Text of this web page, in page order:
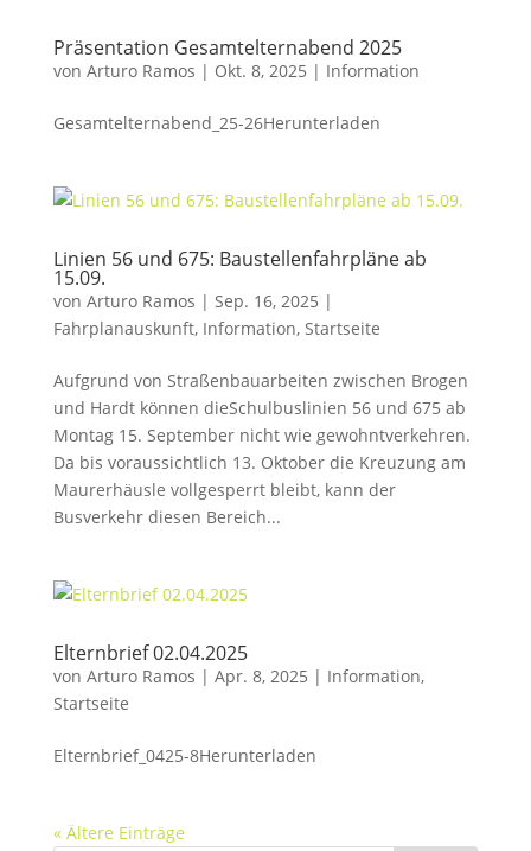
Präsentation Gesamtelternabend 2025
von Arturo Ramos | Okt. 8, 2025 | Information
Gesamtelternabend_25-26Herunterladen
Linien 56 und 675: Baustellenfahrpläne ab
15.09.
von Arturo Ramos | Sep. 16, 2025 |
Fahrplanauskunft, Information, Startseite
Aufgrund von Straßenbauarbeiten zwischen Brogen
und Hardt können dieSchulbuslinien 56 und 675 ab
Montag 15. September nicht wie gewohntverkehren.
Da bis voraussichtlich 13. Oktober die Kreuzung am
Maurerhäusle vollgesperrt bleibt, kann der
Busverkehr diesen Bereich...
Elternbrief 02.04.2025
von Arturo Ramos | Apr. 8, 2025 | Information,
Startseite
Elternbrief_0425-8Herunterladen
« Ältere Einträge